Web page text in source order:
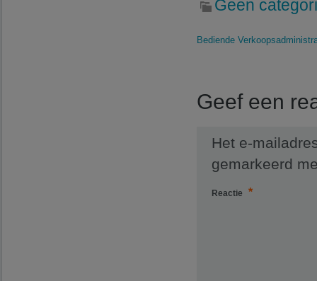
Geen
Bediende
Geef een
Het e-
gemarkeerd
Reactie *